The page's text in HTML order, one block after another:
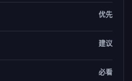
优先
建议
必看